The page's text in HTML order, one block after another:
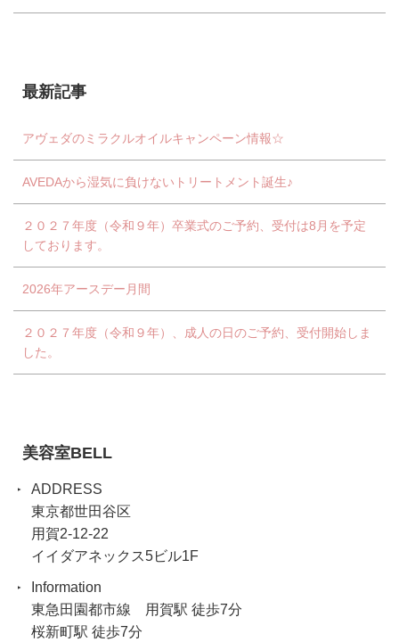
最新記事
アヴェダのミラクルオイルキャンペーン情報☆
AVEDAから湿気に負けないトリートメント誕生♪
２０２７年度（令和９年）卒業式のご予約、受付は8月を予定
しております。
2026年アースデー月間
２０２７年度（令和９年）、成人の日のご予約、受付開始しま
した。
美容室BELL
ADDRESS
東京都世田谷区
用賀2-12-22
イイダアネックス5ビル1F
Information
東急田園都市線 用賀駅 徒歩7分
桜新町駅 徒歩7分